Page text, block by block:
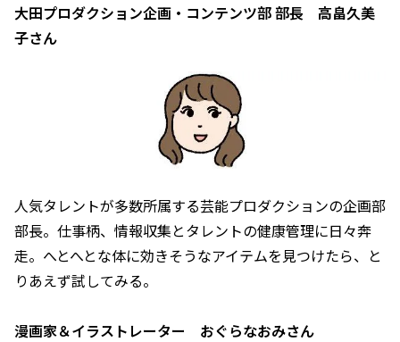
大田プロダクション企画・コンテンツ部 部長 高畠久美
子さん
人気タレントが多数所属する芸能プロダクションの企画部
部長。仕事柄、情報収集とタレントの健康管理に日々奔
走。へとへとな体に効きそうなアイテムを見つけたら、と
りあえず試してみる。
漫画家＆イラストレーター おぐらなおみさん